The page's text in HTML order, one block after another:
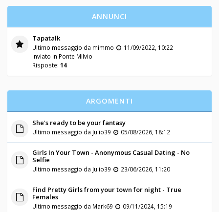
ANNUNCI
Tapatalk
Ultimo messaggio da mimmo
11/09/2022, 10:22
Inviato in Ponte Milvio
Risposte: 14
ARGOMENTI
She's ready to be your fantasy
Ultimo messaggio da Julio39 05/08/2026, 18:12
Girls In Your Town - Anonymous Casual Dating - No
Selfie
Ultimo messaggio da Julio39 23/06/2026, 11:20
Find Pretty Girls from your town for night - True
Females
Ultimo messaggio da Mark69 09/11/2024, 15:19